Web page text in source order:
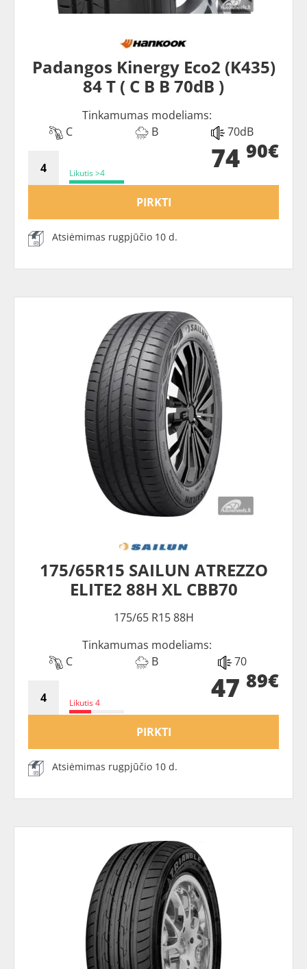
Padangos Kinergy Eco2 (K435)
84 T ( C B B 70dB )
Tinkamumas modeliams:
C
B 70dB
Likutis >4 74 90€
PIRKTI
Atsiėmimas rugpjūčio 10 d.
175/65R15 SAILUN ATREZZO
ELITE2 88H XL CBB70
175/65 R15 88H
Tinkamumas modeliams:
C
B 70
Likutis 4 47 89€
PIRKTI
Atsiėmimas rugpjūčio 10 d.